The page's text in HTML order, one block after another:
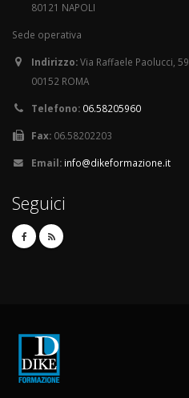
80121 NAPOLI
Sede operativa
Indirizzo:Via Raffaele Paolucci, 59
00152 ROMA
Telefono: 06.58205960
Fax: 06.58202203
Email: info@dikeformazione.it
Seguici